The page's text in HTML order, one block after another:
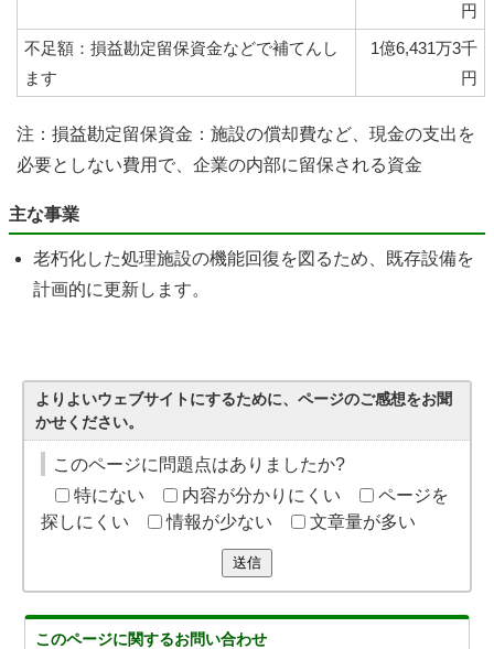
円
不足額：損益勘定留保資金などで補てんし
ます
1億6,431万3千
円
注：損益勘定留保資金：施設の償却費など、現金の支出を
必要としない費用で、企業の内部に留保される資金
主な事業
老朽化した処理施設の機能回復を図るため、既存設備を
計画的に更新します。
よりよいウェブサイトにするために、ページのご感想をお聞
かせください。
このページに問題点はありましたか?
特にない
内容が分かりにくい
ページを
探しにくい
情報が少ない 文章量が多い
送信
このページに関するお問い合わせ